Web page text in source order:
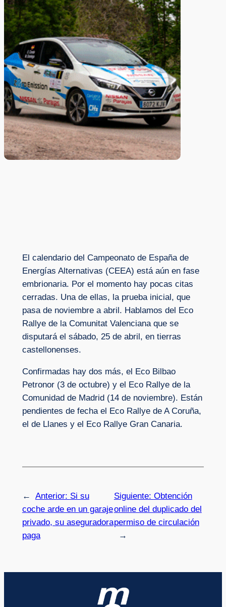
El calendario del Campeonato de España de
Energías Alternativas (CEEA) está aún en fase
embrionaria. Por el momento hay pocas citas
cerradas. Una de ellas, la prueba inicial, que
pasa de noviembre a abril. Hablamos del Eco
Rallye de la Comunitat Valenciana que se
disputará el sábado, 25 de abril, en tierras
castellonenses.
Confirmadas hay dos más, el Eco Bilbao
Petronor (3 de octubre) y el Eco Rallye de la
Comunidad de Madrid (14 de noviembre). Están
pendientes de fecha el Eco Rallye de A Coruña,
el de Llanes y el Eco Rallye Gran Canaria.
← Anterior: Si su
coche arde en un garaje
privado, su aseguradora
paga
Siguiente: Obtención
online del duplicado del
permiso de circulación
→